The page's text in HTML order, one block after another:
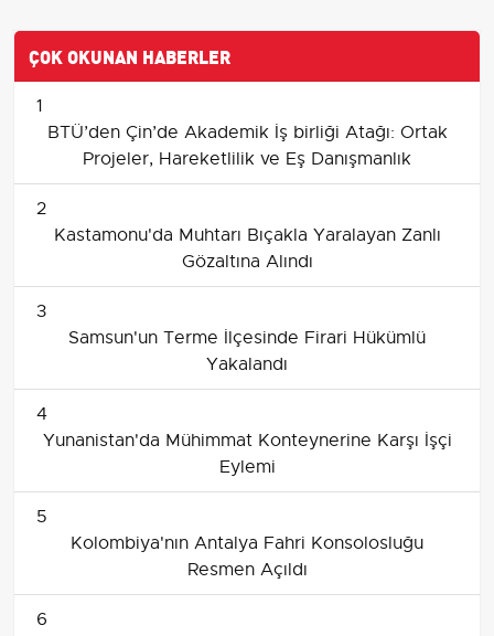
ÇOK OKUNAN HABERLER
1
BTÜ’den Çin’de Akademik İş birliği Atağı: Ortak
Projeler, Hareketlilik ve Eş Danışmanlık
2
Kastamonu'da Muhtarı Bıçakla Yaralayan Zanlı
Gözaltına Alındı
3
Samsun'un Terme İlçesinde Firari Hükümlü
Yakalandı
4
Yunanistan'da Mühimmat Konteynerine Karşı İşçi
Eylemi
5
Kolombiya'nın Antalya Fahri Konsolosluğu
Resmen Açıldı
6